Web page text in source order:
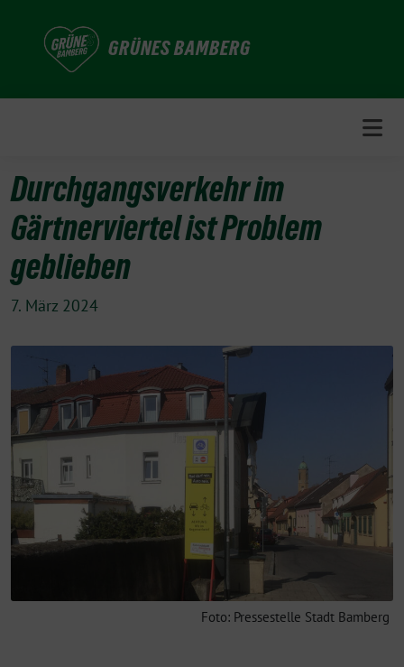
GRÜNES BAMBERG
Durchgangsverkehr im
Gärtnerviertel ist Problem
geblieben
7. März 2024
Foto: Pressestelle Stadt Bamberg